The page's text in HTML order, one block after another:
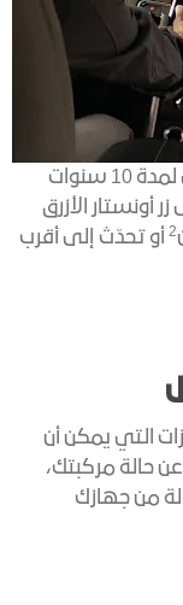
المجاني لمدة 10 سنوات
الأزرق
2أو تحدّث إلى أقرب
التي يمكن أن
حالة مركبتك،
من جهازك